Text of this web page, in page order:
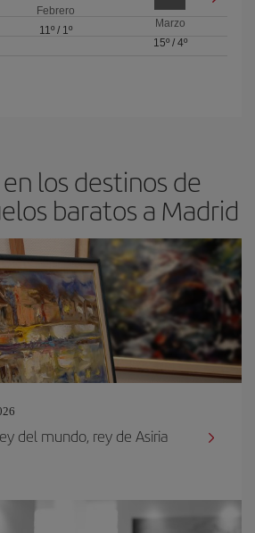
Febrero
11º/ 1º
Marzo
15º/ 4º
los destinos de
baratos a Madrid
del mundo, rey de Asiria